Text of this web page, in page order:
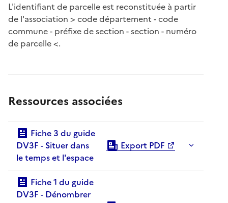
L'identifiant de parcelle est reconstituée à partir
de l'association > code département - code
commune - préfixe de section - section - numéro
de parcelle <.
Ressources associées
DV3F - Situer dans
le temps et l'espace
Export PDF
DV3F - Dénombrer